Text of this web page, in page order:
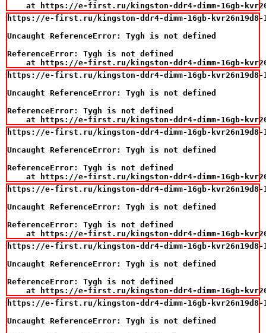
at https://e-first.ru/kingston-ddr4-dimm-16gb-
https://e-first.ru/kingston-ddr4-dimm-16gb-kvr26n19d8-
Uncaught ReferenceError: Tygh is not defined
ReferenceError: Tygh is not defined
at https://e-first.ru/kingston-ddr4-dimm-16gb-
https://e-first.ru/kingston-ddr4-dimm-16gb-kvr26n19d8-
Uncaught ReferenceError: Tygh is not defined
ReferenceError: Tygh is not defined
at https://e-first.ru/kingston-ddr4-dimm-16gb-
https://e-first.ru/kingston-ddr4-dimm-16gb-kvr26n19d8-
Uncaught ReferenceError: Tygh is not defined
ReferenceError: Tygh is not defined
at https://e-first.ru/kingston-ddr4-dimm-16gb-
https://e-first.ru/kingston-ddr4-dimm-16gb-kvr26n19d8-
Uncaught ReferenceError: Tygh is not defined
ReferenceError: Tygh is not defined
at https://e-first.ru/kingston-ddr4-dimm-16gb-
https://e-first.ru/kingston-ddr4-dimm-16gb-kvr26n19d8-
Uncaught ReferenceError: Tygh is not defined
ReferenceError: Tygh is not defined
at https://e-first.ru/kingston-ddr4-dimm-16gb-
https://e-first.ru/kingston-ddr4-dimm-16gb-kvr26n19d8-
Uncaught ReferenceError: Tygh is not defined